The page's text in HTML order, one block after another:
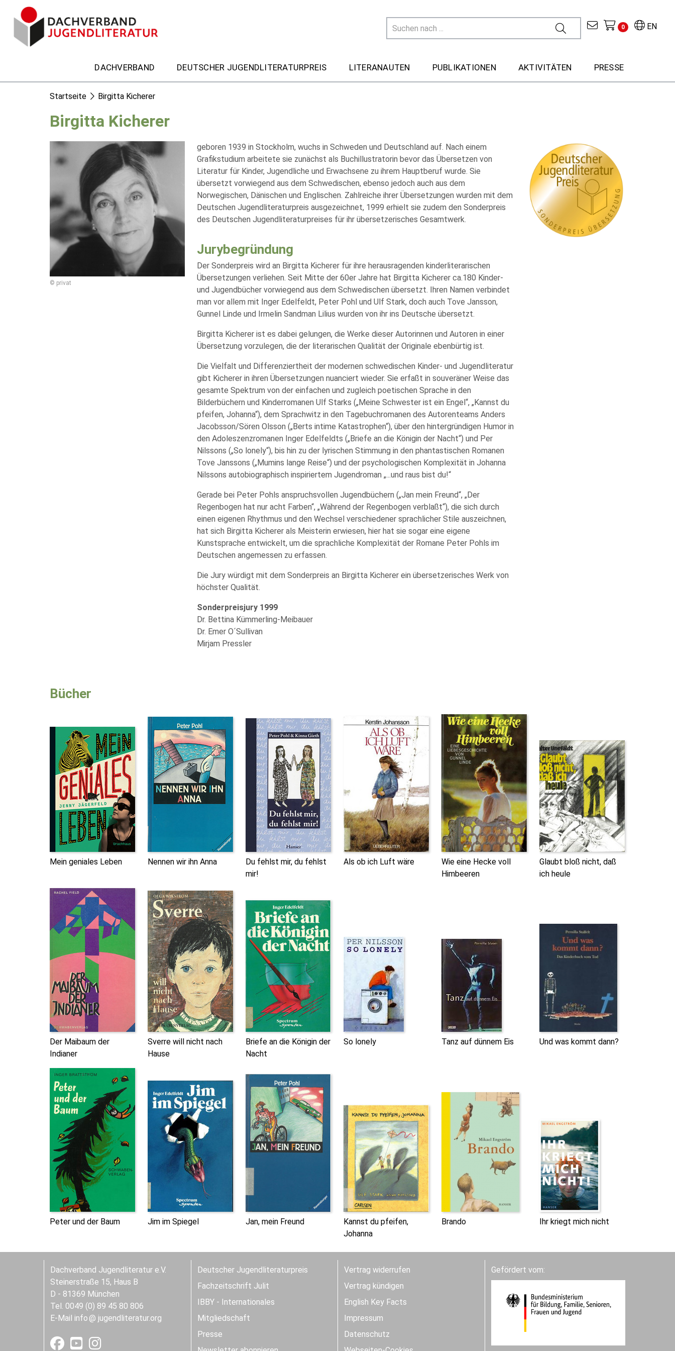
EN
0
DACHVERBAND DEUTSCHER JUGENDLITERATURPREIS LITERANAUTEN PUBLIKATIONEN AKTIVITÄTEN PRESSE
Startseite Birgitta Kicherer
Birgitta Kicherer
© privat
geboren 1939 in Stockholm, wuchs in Schweden und Deutschland auf. Nach einem
Grafikstudium arbeitete sie zunächst als Buchillustratorin bevor das Übersetzen von
Literatur für Kinder, Jugendliche und Erwachsene zu ihrem Hauptberuf wurde. Sie
übersetzt vorwiegend aus dem Schwedischen, ebenso jedoch auch aus dem
Norwegischen, Dänischen und Englischen. Zahlreiche ihrer Übersetzungen wurden mit dem
Deutschen Jugendliteraturpreis ausgezeichnet, 1999 erhielt sie zudem den Sonderpreis
des Deutschen Jugendliteraturpreises für ihr übersetzerisches Gesamtwerk.
Jurybegründung
Der Sonderpreis wird an Birgitta Kicherer für ihre herausragenden kinderliterarischen
Übersetzungen verliehen. Seit Mitte der 60er Jahre hat Birgitta Kicherer ca.180 Kinder-
und Jugendbücher vorwiegend aus dem Schwedischen übersetzt. Ihren Namen verbindet
man vor allem mit Inger Edelfeldt, Peter Pohl und Ulf Stark, doch auch Tove Jansson,
Gunnel Linde und Irmelin Sandman Lilius wurden von ihr ins Deutsche übersetzt.
Birgitta Kicherer ist es dabei gelungen, die Werke dieser Autorinnen und Autoren in einer
Übersetzung vorzulegen, die der literarischen Qualität der Originale ebenbürtig ist.
Die Vielfalt und Differenziertheit der modernen schwedischen Kinder- und Jugendliteratur
gibt Kicherer in ihren Übersetzungen nuanciert wieder. Sie erfaßt in souveräner Weise das
gesamte Spektrum von der einfachen und zugleich poetischen Sprache in den
Bilderbüchern und Kinderromanen Ulf Starks („Meine Schwester ist ein Engel“, „Kannst du
pfeifen, Johanna“), dem Sprachwitz in den Tagebuchromanen des Autorenteams Anders
Jacobsson/Sören Olsson („Berts intime Katastrophen“), über den hintergründigen Humor in
den Adoleszenzromanen Inger Edelfeldts („Briefe an die Königin der Nacht“) und Per
Nilssons („So lonely“), bis hin zu der lyrischen Stimmung in den phantastischen Romanen
Tove Janssons („Mumins lange Reise“) und der psychologischen Komplexität in Johanna
Nilssons autobiographisch inspiriertem Jugendroman „...und raus bist du!“
Gerade bei Peter Pohls anspruchsvollen Jugendbüchern („Jan mein Freund“, „Der
Regenbogen hat nur acht Farben“, „Während der Regenbogen verblaßt“), die sich durch
einen eigenen Rhythmus und den Wechsel verschiedener sprachlicher Stile auszeichnen,
hat sich Birgitta Kicherer als Meisterin erwiesen, hier hat sie sogar eine eigene
Kunstsprache entwickelt, um die sprachliche Komplexität der Romane Peter Pohls im
Deutschen angemessen zu erfassen.
Die Jury würdigt mit dem Sonderpreis an Birgitta Kicherer ein übersetzerisches Werk von
höchster Qualität.
Sonderpreisjury 1999
Dr. Bettina Kümmerling-Meibauer
Dr. Emer O´Sullivan
Mirjam Pressler
Bücher
Mein geniales Leben Nennen wir ihn Anna
Du fehlst mir, du fehlst
mir!
Als ob ich Luft wäre
Wie eine Hecke voll
Himbeeren
Glaubt bloß nicht, daß
ich heule
Der Maibaum der
Indianer
Sverre will nicht nach
Hause
Briefe an die Königin der
Nacht
So lonely Tanz auf dünnem Eis Und was kommt dann?
Peter und der Baum Jim im Spiegel Jan, mein Freund
Kannst du pfeifen,
Johanna
Brando Ihr kriegt mich nicht
Dachverband Jugendliteratur e.V.
Steinerstraße 15, Haus B
D - 81369 München
Tel. 0049 (0) 89 45 80 806
E-Mail info jugendliteratur.org
Deutscher Jugendliteraturpreis
Fachzeitschrift Julit
IBBY - Internationales
Mitgliedschaft
Presse
Vertrag widerrufen
Vertrag kündigen
English Key Facts
Impressum
Datenschutz
Gefördert vom: